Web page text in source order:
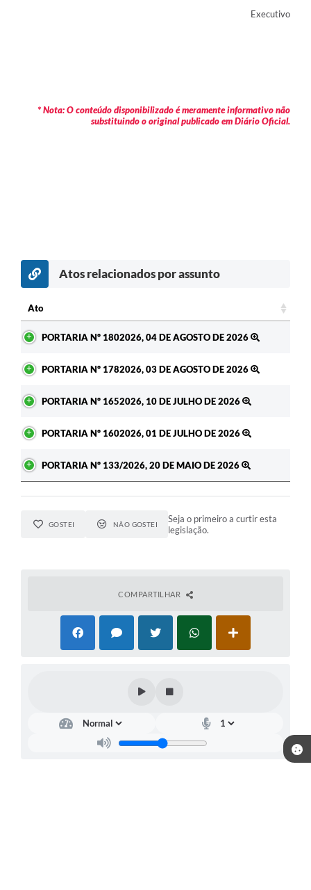
Executivo
* Nota: O conteúdo disponibilizado é meramente informativo não
substituindo o original publicado em Diário Oficial.
Atos relacionados por assunto
Ato
PORTARIA Nº 1802026, 04 DE AGOSTO DE 2026
PORTARIA Nº 1782026, 03 DE AGOSTO DE 2026
PORTARIA Nº 1652026, 10 DE JULHO DE 2026
PORTARIA Nº 1602026, 01 DE JULHO DE 2026
PORTARIA Nº 133/2026, 20 DE MAIO DE 2026
GOSTEI NÃO GOSTEI
Seja o primeiro a curtir esta
legislação.
COMPARTILHAR